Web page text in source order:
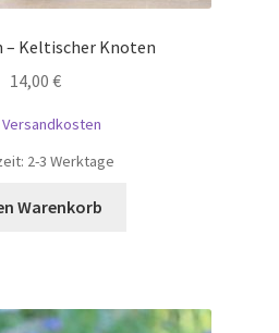
– Keltischer Knoten
14,00 €
Versandkosten
2-3 Werktage
Warenkorb